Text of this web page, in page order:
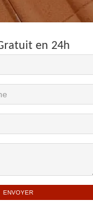
en 24h